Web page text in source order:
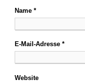
Name *
E-Mail-Adresse *
Website